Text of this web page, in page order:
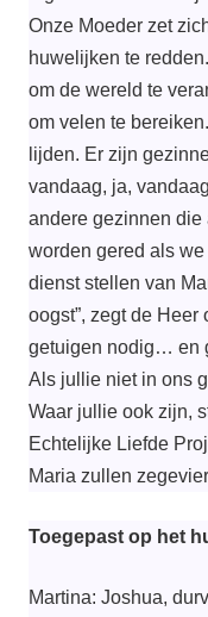
Onze Moeder zet
huwelijken te
om de wereld te
om velen te
lijden. Er zijn
vandaag, ja,
andere gezinnen die
worden gered als
dienst stellen van
oogst”, zegt de Heer
getuigen nodig… en
Als jullie niet in ons
Waar jullie ook zijn,
Echtelijke Liefde
Maria zullen
Toegepast op het
Martina: Joshua,